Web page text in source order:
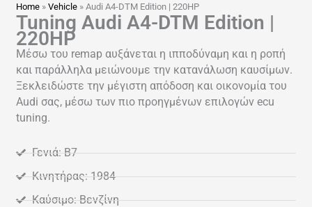
Home »Vehicle »Audi A4-DTM Edition | 220HP
Tuning Audi A4-DTM Edition |
220HP
Μέσω του remap αυξάνεται η ιπποδύναμη και η ροπή
και παράλληλα μειώνουμε την κατανάλωση καυσίμων.
Ξεκλειδώστε την μέγιστη απόδοση και οικονομία του
Audi σας, μέσω των πιο προηγμένων επιλογών ecu
tuning.
Γενιά: B7
Κινητήρας: 1984
Καύσιμο: Βενζίνη